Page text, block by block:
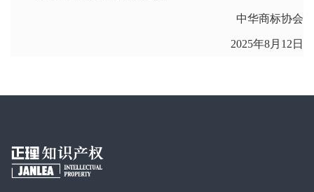
中华商标协会
2025年8月12日